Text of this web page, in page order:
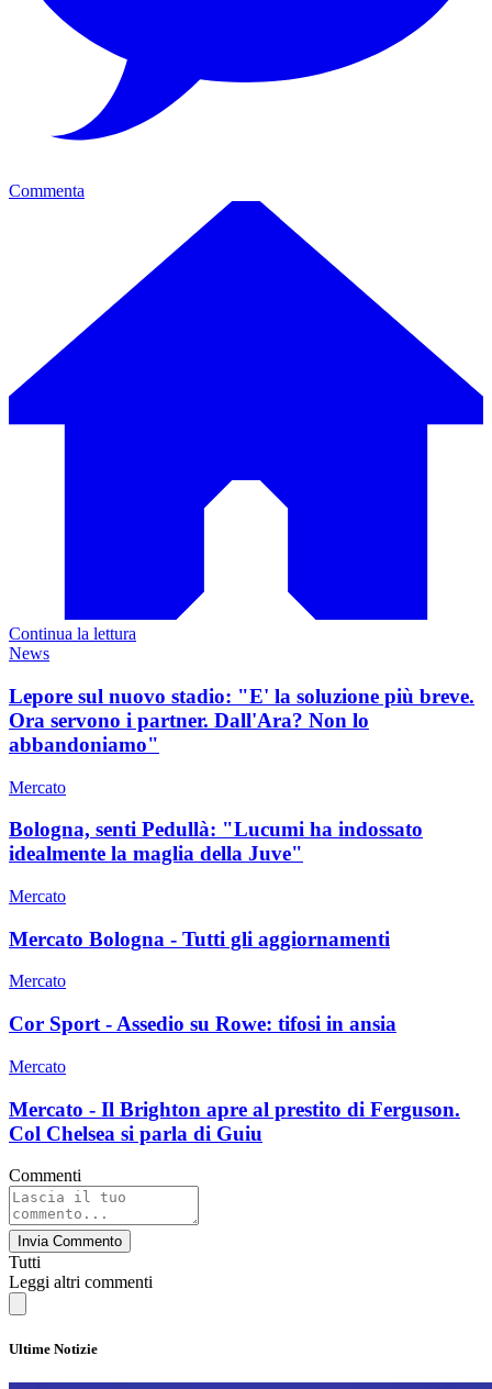
Commenta
Continua la lettura
News
Lepore sul nuovo stadio: "E' la soluzione più breve.
Ora servono i partner. Dall'Ara? Non lo
abbandoniamo"
Mercato
Bologna, senti Pedullà: "Lucumi ha indossato
idealmente la maglia della Juve"
Mercato
Mercato Bologna - Tutti gli aggiornamenti
Mercato
Cor Sport - Assedio su Rowe: tifosi in ansia
Mercato
Mercato - Il Brighton apre al prestito di Ferguson.
Col Chelsea si parla di Guiu
Commenti
Invia Commento
Tutti
Leggi altri commenti
Ultime Notizie